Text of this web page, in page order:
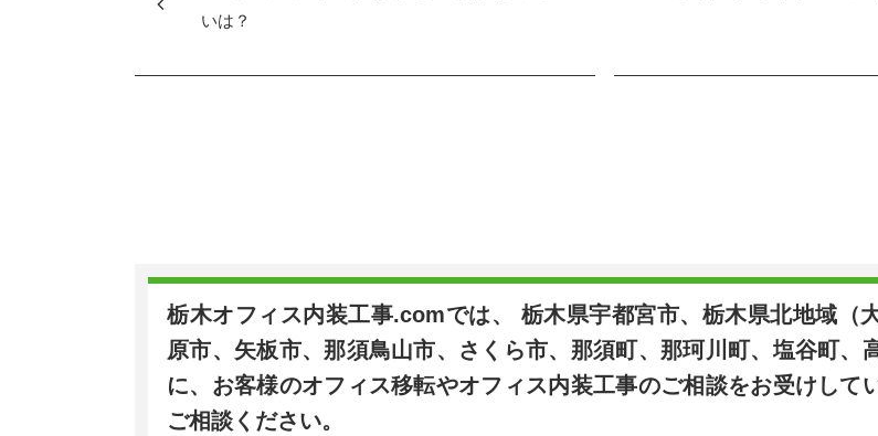
いは？
栃木オフィス内装工事.comでは、 栃木県宇都宮市、栃木県北地域（
原市、矢板市、那須鳥山市、さくら市、那須町、那珂川町、塩谷町、
に、お客様のオフィス移転やオフィス内装工事のご相談をお受けして
ご相談ください。